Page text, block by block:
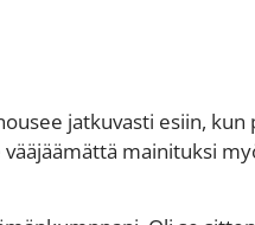
jatkuvasti esiin,
vääjäämättä mainituksi